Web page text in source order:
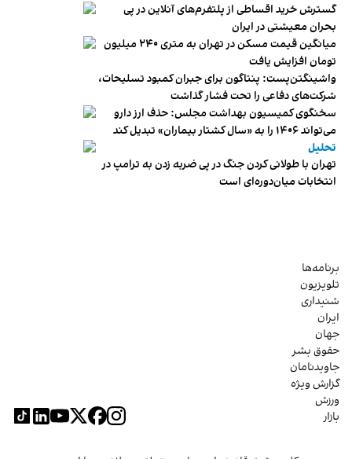
گسترش خرید اقساطی از پلتفرم‌های آنلاین در پی
بحران معیشتی در ایران
میانگین قیمت مسکن در تهران به متری ۲۴۰ میلیون
تومان افزایش یافت
واشینگتن‌پست: پنتاگون برای جبران کمبود تسلیحات،
شرکت‌های دفاعی را تحت فشار گذاشت
سخنگوی کمیسیون بهداشت مجلس: حذف ارز دارو
می‌تواند ۱۴۰۶ را به «سال کشتار بیماران» تبدیل کند
تحلیل
تهران با طولانی کردن جنگ در پی ضربه زدن به ترامپ در
انتخابات میان‌دوره‌ای است
برنامه‌ها
تلویزیون
شنیداری
ایران
جهان
حقوق بشر
جاویدنامان
گزارش ویژه
ورزش
بازار